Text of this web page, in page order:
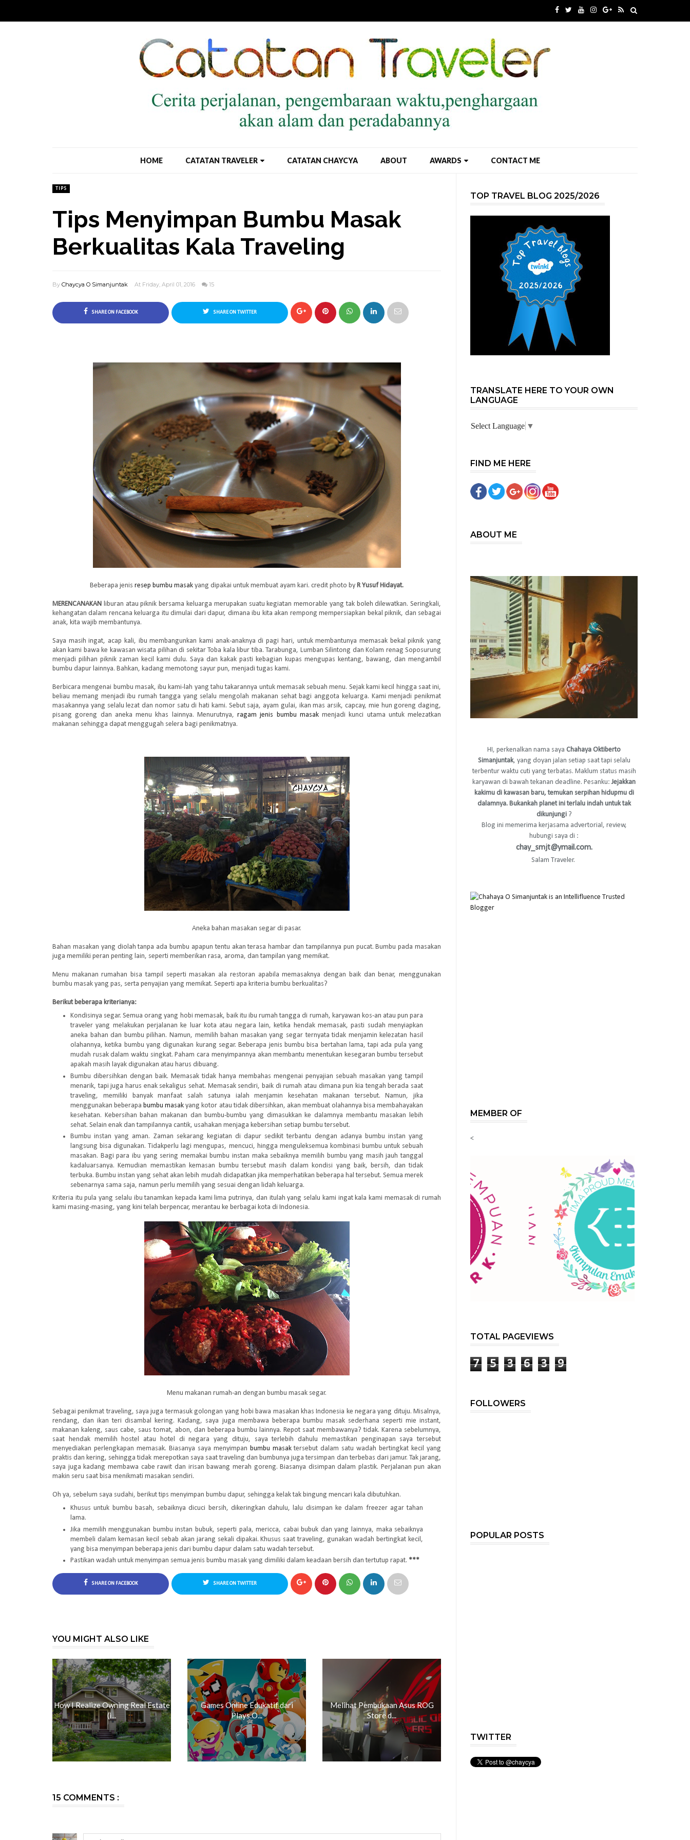
HOME CATATAN TRAVELER CATATAN CHAYCYA ABOUT AWARDS CONTACT ME
TIPS
Tips Menyimpan Bumbu Masak
Berkualitas Kala Traveling
By Chaycya O Simanjuntak At Friday, April 01, 2016 15
SHARE ON FACEBOOK SHARE ON TWITTER
Beberapa jenisresep bumbu masak yang dipakai untuk membuat ayam kari. credit photo by R Yusuf Hidayat.
MERENCANAKAN liburan atau piknik bersama keluarga merupakan suatu kegiatan memorable yang tak boleh dilewatkan. Seringkali,
kehangatan dalam rencana keluarga itu dimulai dari dapur, dimana ibu kita akan rempong mempersiapkan bekal piknik, dan sebagai
anak, kita wajib membantunya.
Saya masih ingat, acap kali, ibu membangunkan kami anak-anaknya di pagi hari, untuk membantunya memasak bekal piknik yang
akan kami bawa ke kawasan wisata pilihan di sekitar Toba kala libur tiba. Tarabunga, Lumban Silintong dan Kolam renag Soposurung
menjadi pilihan piknik zaman kecil kami dulu. Saya dan kakak pasti kebagian kupas mengupas kentang, bawang, dan mengambil
bumbu dapur lainnya. Bahkan, kadang memotong sayur pun, menjadi tugas kami.
Berbicara mengenai bumbu masak, ibu kami-lah yang tahu takarannya untuk memasak sebuah menu. Sejak kami kecil hingga saat ini,
beliau memang menjadi ibu rumah tangga yang selalu mengolah makanan sehat bagi anggota keluarga. Kami menjadi penikmat
masakannya yang selalu lezat dan nomor satu di hati kami. Sebut saja, ayam gulai, ikan mas arsik, capcay, mie hun goreng daging,
pisang goreng dan aneka menu khas lainnya. Menurutnya,ragam jenis bumbu masakmenjadi kunci utama untuk melezatkan
makanan sehingga dapat menggugah selera bagi penikmatnya.
Aneka bahan masakan segar di pasar.
Bahan masakan yang diolah tanpa ada bumbu apapun tentu akan terasa hambar dan tampilannya pun pucat. Bumbu pada masakan
juga memiliki peran penting lain, seperti memberikan rasa, aroma, dan tampilan yang memikat.
Menu makanan rumahan bisa tampil seperti masakan ala restoran apabila memasaknya dengan baik dan benar, menggunakan
bumbu masak yang pas, serta penyajian yang memikat. Seperti apa kriteria bumbu berkualitas?
Berikut beberapa kriterianya:
Kondisinya segar. Semua orang yang hobi memasak, baik itu ibu rumah tangga di rumah, karyawan kos-an atau pun para
traveler yang melakukan perjalanan ke luar kota atau negara lain, ketika hendak memasak, pasti sudah menyiapkan
aneka bahan dan bumbu pilihan. Namun, memilih bahan masakan yang segar ternyata tidak menjamin kelezatan hasil
olahannya, ketika bumbu yang digunakan kurang segar. Beberapa jenis bumbu bisa bertahan lama, tapi ada pula yang
mudah rusak dalam waktu singkat. Paham cara menyimpannya akan membantu menentukan kesegaran bumbu tersebut
apakah masih layak digunakan atau harus dibuang.
Bumbu dibersihkan dengan baik. Memasak tidak hanya membahas mengenai penyajian sebuah masakan yang tampil
menarik, tapi juga harus enak sekaligus sehat. Memasak sendiri, baik di rumah atau dimana pun kia tengah berada saat
traveling, memiliki banyak manfaat salah satunya ialah menjamin kesehatan makanan tersebut. Namun, jika
menggunakan beberapa bumbu masak yang kotor atau tidak dibersihkan, akan membuat olahannya bisa membahayakan
kesehatan. Kebersihan bahan makanan dan bumbu-bumbu yang dimasukkan ke dalamnya membantu masakan lebih
sehat. Selain enak dan tampilannya cantik, usahakan menjaga kebersihan setiap bumbu tersebut.
Bumbu instan yang aman. Zaman sekarang kegiatan di dapur sedikit terbantu dengan adanya bumbu instan yang
langsung bisa digunakan. Tidakperlu lagi mengupas, mencuci, hingga menguleksemua kombinasi bumbu untuk sebuah
masakan. Bagi para ibu yang sering memakai bumbu instan maka sebaiknya memilih bumbu yang masih jauh tanggal
kadaluarsanya. Kemudian memastikan kemasan bumbu tersebut masih dalam kondisi yang baik, bersih, dan tidak
terbuka. Bumbu instan yang sehat akan lebih mudah didapatkan jika memperhatikan beberapa hal tersebut. Semua merek
sebenarnya sama saja, namun perlu memilih yang sesuai dengan lidah keluarga.
Kriteria itu pula yang selalu ibu tanamkan kepada kami lima putrinya, dan itulah yang selalu kami ingat kala kami memasak di rumah
kami masing-masing, yang kini telah berpencar, merantau ke berbagai kota di Indonesia.
Menu makanan rumah-an dengan bumbu masak segar.
Sebagai penikmat traveling, saya juga termasuk golongan yang hobi bawa masakan khas Indonesia ke negara yang dituju. Misalnya,
rendang, dan ikan teri disambal kering. Kadang, saya juga membawa beberapa bumbu masak sederhana seperti mie instant,
makanan kaleng, saus cabe, saus tomat, abon, dan beberapa bumbu lainnya. Repot saat membawanya? tidak. Karena sebelumnya,
saat hendak memilih hostel atau hotel di negara yang dituju, saya terlebih dahulu memastikan penginapan saya tersebut
menyediakan perlengkapan memasak. Biasanya saya menyimpan bumbu masaktersebut dalam satu wadah bertingkat kecil yang
praktis dan kering, sehingga tidak merepotkan saya saat traveling dan bumbunya juga tersimpan dan terbebas dari jamur. Tak jarang,
saya juga kadang membawa cabe rawit dan irisan bawang merah goreng. Biasanya disimpan dalam plastik. Perjalanan pun akan
makin seru saat bisa menikmati masakan sendiri.
Oh ya, sebelum saya sudahi, berikut tips menyimpan bumbu dapur, sehingga kelak tak bingung mencari kala dibutuhkan.
Khusus untuk bumbu basah, sebaiknya dicuci bersih, dikeringkan dahulu, lalu disimpan ke dalam freezer agar tahan
lama.
Jika memilih menggunakan bumbu instan bubuk, seperti pala, mericca, cabai bubuk dan yang lainnya, maka sebaiknya
membeli dalam kemasan kecil sebab akan jarang sekali dipakai. Khusus saat traveling, gunakan wadah bertingkat kecil,
yang bisa menyimpan beberapa jenis dari bumbu dapur dalam satu wadah tersebut.
Pastikan wadah untuk menyimpan semua jenis bumbu masak yang dimiliki dalam keadaan bersih dan tertutup rapat. ***
SHARE ON FACEBOOK SHARE ON TWITTER
YOU MIGHT ALSO LIKE
How I Realize Owning Real Estate
(i...
Games Online Edukatif dari
Plays.O...
Melihat Pembukaan Asus ROG
Store d...
15 COMMENTS :
TOP TRAVEL BLOG 2025/2026
TRANSLATE HERE TO YOUR OWN
LANGUAGE
Select Language ▼
FIND ME HERE
ABOUT ME
HI, perkenalkan nama saya Chahaya Oktiberto
Simanjuntak, yang doyan jalan setiap saat tapi selalu
terbentur waktu cuti yang terbatas. Maklum status masih
karyawan di bawah tekanan deadline. Pesanku:Jejakkan
kakimu di kawasan baru, temukan serpihan hidupmu di
dalamnya. Bukankah planet ini terlalu indah untuk tak
dikunjungi?
Blog ini memerima kerjasama advertorial, review,
hubungi saya di :
chay_smjt@ymail.com.
Salam Traveler.
MEMBER OF
<
TOTAL PAGEVIEWS
7 5 3 6 3 9
FOLLOWERS
POPULAR POSTS
TWITTER